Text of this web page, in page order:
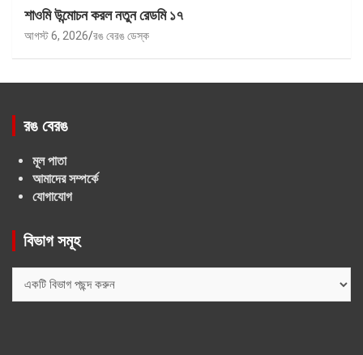
শাওমি উন্মোচন করল নতুন রেডমি ১৭
আগস্ট 6, 2026 রঙ বেরঙ ডেস্ক
রঙ বেরঙ
মূল পাতা
আমাদের সম্পর্কে
যোগাযোগ
বিভাগ সমূহ